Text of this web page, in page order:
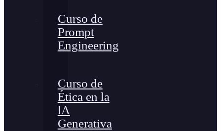
Curso de
Prompt
Engineering
Curso de
Ética en la
lA
Generativa